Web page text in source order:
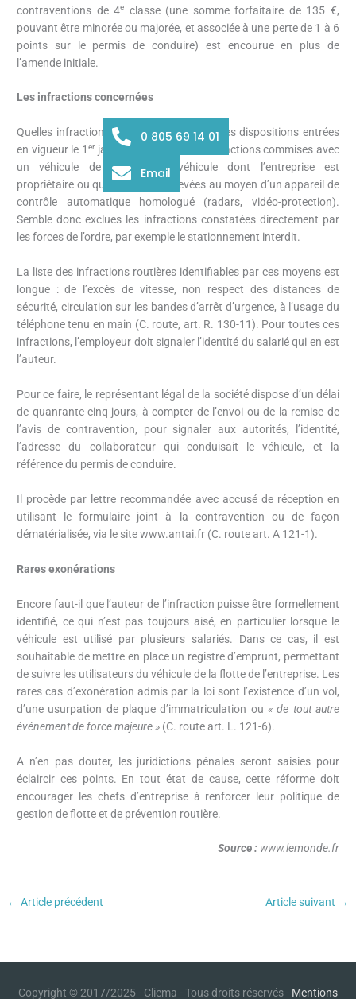
contraventions de 4e classe (une somme forfaitaire de 135 €,
pouvant être minorée ou majorée, et associée à une perte de 1 à 6
points sur le permis de conduire) est encourue en plus de
l’amende initiale.
Les infractions concernées
Quelles infractions sont concernées par ces dispositions entrées
en vigueur le 1erjanvier? La loi vise les infractions commises avec
un véhicule de l’entreprise (véhicule dont l’entreprise est
propriétaire ou qu’elle loue) et relevées au moyen d’un appareil de
contrôle automatique homologué (radars, vidéo-protection).
Semble donc exclues les infractions constatées directement par
les forces de l’ordre, par exemple le stationnement interdit.
La liste des infractions routières identifiables par ces moyens est
longue : de l’excès de vitesse, non respect des distances de
sécurité, circulation sur les bandes d’arrêt d’urgence, à l’usage du
téléphone tenu en main (C. route, art. R. 130-11). Pour toutes ces
infractions, l’employeur doit signaler l’identité du salarié qui en est
l’auteur.
Pour ce faire, le représentant légal de la société dispose d’un délai
de quanrante-cinq jours, à compter de l’envoi ou de la remise de
l’avis de contravention, pour signaler aux autorités, l’identité,
l’adresse du collaborateur qui conduisait le véhicule, et la
référence du permis de conduire.
Il procède par lettre recommandée avec accusé de réception en
utilisant le formulaire joint à la contravention ou de façon
dématérialisée, via le site www.antai.fr (C. route art. A 121-1).
Rares exonérations
Encore faut-il que l’auteur de l’infraction puisse être formellement
identifié, ce qui n’est pas toujours aisé, en particulier lorsque le
véhicule est utilisé par plusieurs salariés. Dans ce cas, il est
souhaitable de mettre en place un registre d’emprunt, permettant
de suivre les utilisateurs du véhicule de la flotte de l’entreprise. Les
rares cas d’exonération admis par la loi sont l’existence d’un vol,
d’une usurpation de plaque d’immatriculation ou « de tout autre
événement de force majeure » (C. route art. L. 121-6).
A n’en pas douter, les juridictions pénales seront saisies pour
éclaircir ces points. En tout état de cause, cette réforme doit
encourager les chefs d’entreprise à renforcer leur politique de
gestion de flotte et de prévention routière.
Source :www.lemonde.fr
← Article précédent Article suivant →
Copyright © 2017/2025 - Cliema - Tous droits réservés - Mentions
0 805 69 14 01
Email